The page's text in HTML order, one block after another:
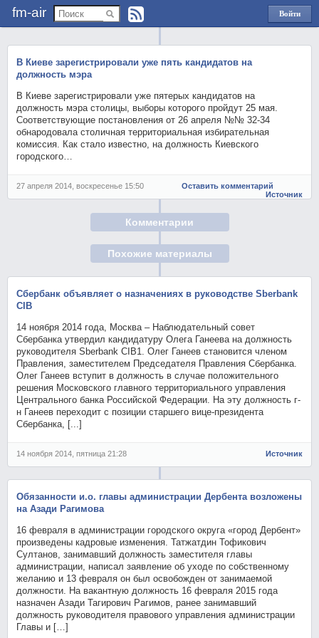
fm-air
Войти
через
В Киеве зарегистрировали уже пять кандидатов на
должность мэра
В Киеве зарегистрировали уже пятерых кандидатов на
должность мэра столицы, выборы которого пройдут 25 мая.
Соответствующие постановления от 26 апреля №№ 32-34
обнародовала столичная территориальная избирательная
комиссия. Как стало известно, на должность Киевского
городского…
27 апреля 2014, воскресенье 15:50
Оставить комментарий
Источник
Комментарии
Похожие материалы
Сбербанк объявляет о назначениях в руководстве Sberbank
CIB
14 ноября 2014 года, Москва – Наблюдательный совет
Сбербанка утвердил кандидатуру Олега Ганеева на должность
руководителя Sberbank CIB1. Олег Ганеев становится членом
Правления, заместителем Председателя Правления Сбербанка.
Олег Ганеев вступит в должность в случае положительного
решения Московского главного территориального управления
Центрального банка Российской Федерации. На эту должность г-
н Ганеев переходит с позиции старшего вице-президента
Сбербанка, [...]
14 ноября 2014, пятница 21:28 Источник
Обязанности и.о. главы администрации Дербента возложены
на Азади Рагимова
16 февраля в администрации городского округа «город Дербент»
произведены кадровые изменения. Татжатдин Тофикович
Султанов, занимавший должность заместителя главы
администрации, написал заявление об уходе по собственному
желанию и 13 февраля он был освобожден от занимаемой
должности. На вакантную должность 16 февраля 2015 года
назначен Азади Тагирович Рагимов, ранее занимавший
должность руководителя правового управления администрации
Главы и […]